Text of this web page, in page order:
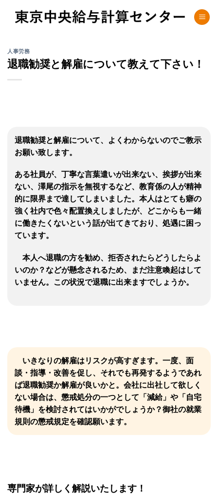
人事労務
退職勧奨と解雇について教えて下さい！
退職勧奨と解雇について、よくわからないのでご教示
お願い致します。
ある社員が、丁寧な言葉遣いが出来ない、挨拶が出来
ない、澤尾の指示を無視するなど、教育係の人が精神
的に限界まで達してしまいました。本人はとても癖の
強く社内で色々配置換えしましたが、どこからも一緒
に働きたくないという話が出てきており、処遇に困っ
ています。
本人へ退職の方を勧め、拒否されたらどうしたらよ
いのか？などが懸念されるため、まだ注意喚起はして
いません。この状況で退職に出来ますでしょうか。
いきなりの解雇はリスクが高すぎます。一度、面
談・指導・改善を促し、それでも再発するようであれ
ば退職勧奨か解雇が良いかと。会社に出社して欲しく
ない場合は、懲戒処分の一つとして「減給」や「自宅
待機」を検討されてはいかがでしょうか？御社の就業
規則の懲戒規定を確認願います。
専門家が詳しく解説いたします！